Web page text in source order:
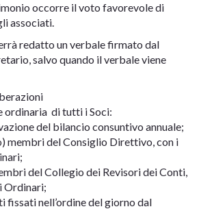
occorre il voto favorevole di
associati.
redatto un verbale firmato dal
salvo quando il verbale viene
ordinaria di tutti i Soci:
del bilancio consuntivo annuale;
membri del Consiglio Direttivo, con i
del Collegio dei Revisori dei Conti,
Ordinari;
fissati nell’ordine del giorno dal